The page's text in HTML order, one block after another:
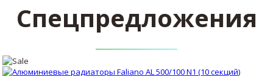
Спецпредложения